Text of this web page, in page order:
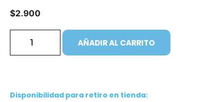
$2.900
AÑADIR AL CARRITO
Disponibilidad para retiro en tienda: